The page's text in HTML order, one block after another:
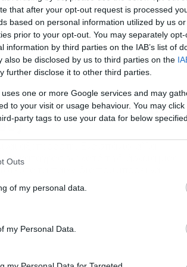
that after your opt-out request is processed
based on personal information utilized by us
prior to your opt-out. You may separately
information by third parties on the IAB’s list of
also be disclosed by us to third parties on the
further disclose it to other third parties.
one or more Google services and may
to your visit or usage behaviour. You may
party tags to use your data for below
Outs
of my personal data.
my Personal Data.
βροχή! Απίστευτες
καταγράφηκε κατά τη διάρκεια μιας
τα παιχνίδια που μπορεί να
η βροχή. Σε ένα βίντεο καταγράφηκαν
ανελέητα τη θάλασσα. Το
τέσσερα διαφορετικά σύννεφα ρίχνουν